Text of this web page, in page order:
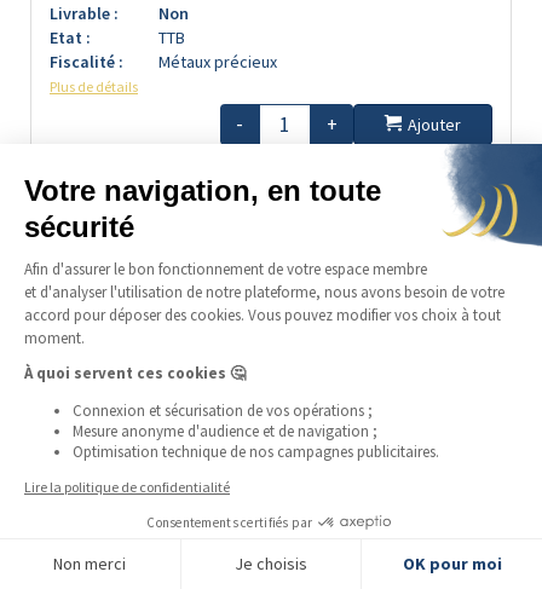
FILTRER LES PRODUITS
Livrable :
Non
Etat :
TTB
Fiscalité :
Métaux précieux
Plus de détails
- + Ajouter
Disponible en continuen précommande
LSP 764,31 €
prime : 9%
Napoléon 20F
Marianne Coq - Liberté Egalité Fraternité
Coffre :
Etat :
SUP
Métaux précieux